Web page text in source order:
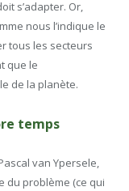
s’adapter. Or,
nous l’indique le
tous les secteurs
que le
de la planète.
temps
van Ypersele,
du problème (ce qui